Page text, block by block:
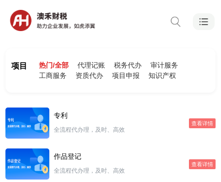
项目 热门/全部 代理记账 税务代办
审计服务
工商服务
资质代办 项目申报 知识产权
专利
全流程代办理，及时、高效
查看详情
作品登记
全流程代办理，及时、高效
查看详情